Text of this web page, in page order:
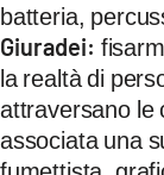
batteria,
Giuradei:
la realtà di
attraversano le
associata una